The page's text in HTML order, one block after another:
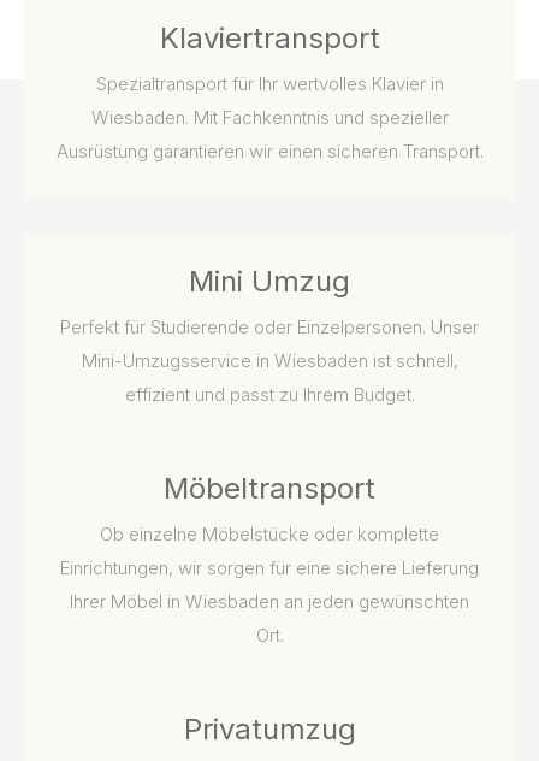
Klaviertransport
Spezialtransport für Ihr wertvolles Klavier in
Wiesbaden. Mit Fachkenntnis und spezieller
Ausrüstung garantieren wir einen sicheren Transport.
Mini Umzug
Perfekt für Studierende oder Einzelpersonen. Unser
Mini-Umzugsservice in Wiesbaden ist schnell,
effizient und passt zu Ihrem Budget.
Möbeltransport
Ob einzelne Möbelstücke oder komplette
Einrichtungen, wir sorgen für eine sichere Lieferung
Ihrer Möbel in Wiesbaden an jeden gewünschten
Ort.
Privatumzug